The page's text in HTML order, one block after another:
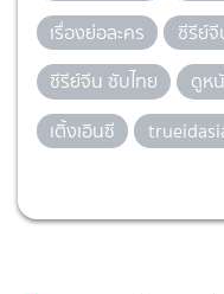
เรื่องย่อละคร
ซีรีย์
ซีรีย์จีน ซับไทย
ดูห
เติ้งเอินซี